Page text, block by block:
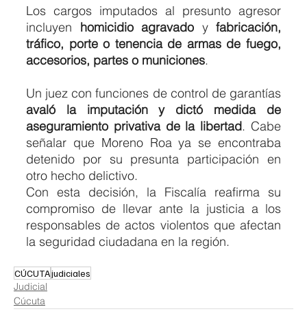
Los cargos imputados al presunto agresor
incluyen homicidio agravado y fabricación,
tráfico, porte o tenencia de armas de fuego,
accesorios, partes o municiones.
avaló la imputación y dictó medida de
aseguramiento privativa de la libertad. Cabe
señalar que Moreno Roa ya se encontraba
detenido por su presunta participación en
otro hecho delictivo.
Con esta decisión, la Fiscalía reafirma su
compromiso de llevar ante la justicia a los
responsables de actos violentos que afectan
la seguridad ciudadana en la región.
CÚCUTAjudiciales
Judicial
Cúcuta